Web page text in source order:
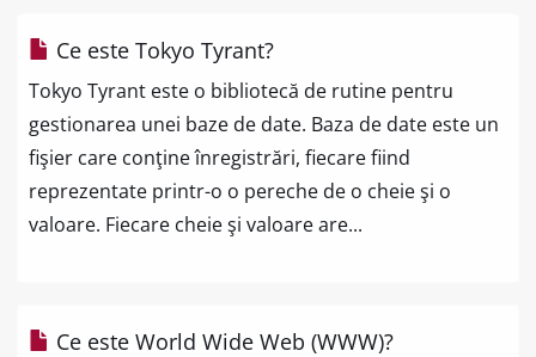
Ce este Tokyo Tyrant?
Tokyo Tyrant este o bibliotecă de rutine pentru
gestionarea unei baze de date. Baza de date este un
fişier care conţine înregistrări, fiecare fiind
reprezentate printr-o o pereche de o cheie şi o
valoare. Fiecare cheie şi valoare are...
Ce este World Wide Web (WWW)?